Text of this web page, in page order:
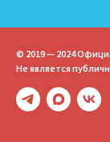
© 2019 — 2024
Не является